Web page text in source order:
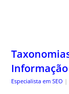
Especialista em SEO |